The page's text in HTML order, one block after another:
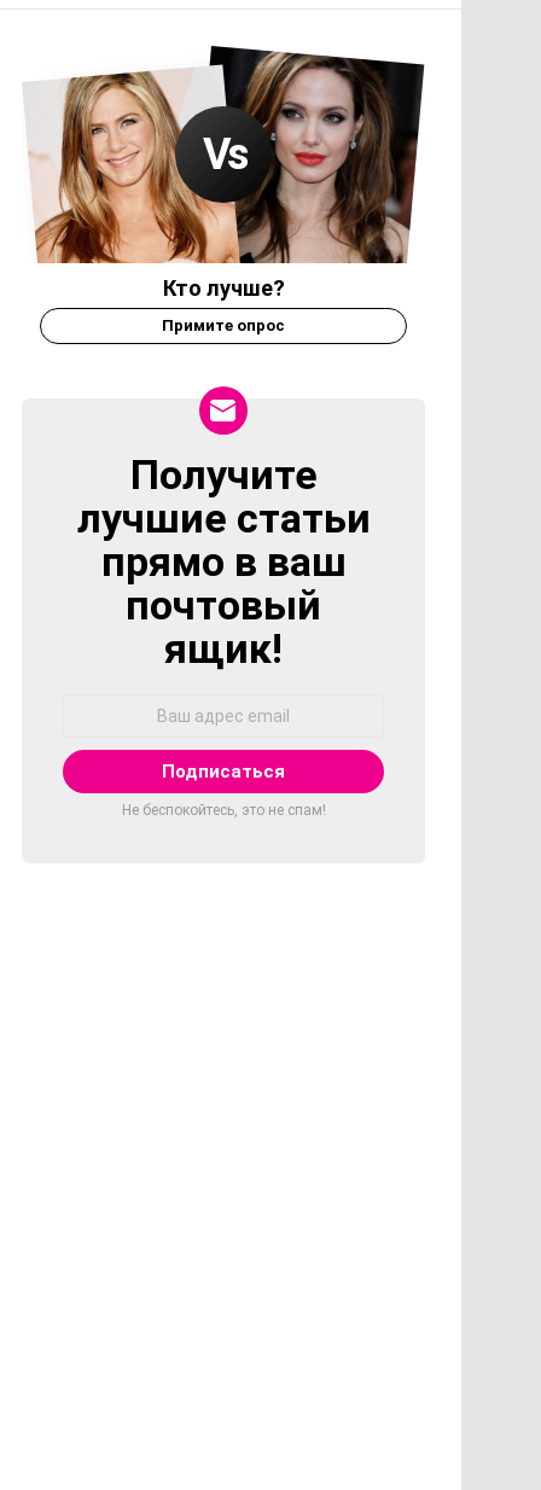
Кто лучше?
Примите опрос
NEWSLETTER
Получите
лучшие статьи
прямо в ваш
почтовый
ящик!
Не беспокойтесь, это не спам!